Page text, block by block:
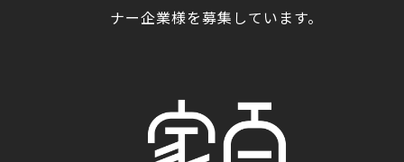
ナー企業様を募集しています。